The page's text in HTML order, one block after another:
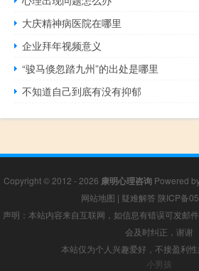
大庆精神病医院在哪里
企业拜年视频意义
“骏马倏忽踏九州”的出处是哪里
不知道自己到底有没有抑郁
Copyright © 2012 - 2026 康明心理咨询Powered
网站地图 | 疑难解答 陕ICP备
声明：本站内容来自互联网，如信息有错误可发邮
会及时纠正，谢谢
本站仅为个人兴趣爱好，不接盈利
小男孩